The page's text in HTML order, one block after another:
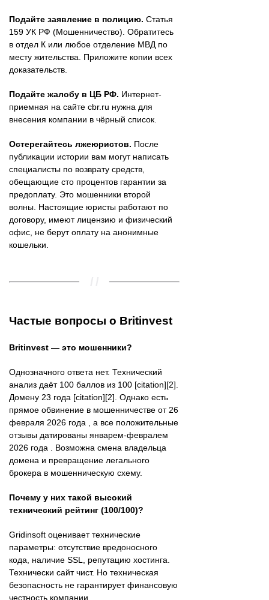
Подайте заявление в полицию. Статья
159 УК РФ (Мошенничество). Обратитесь
в отдел К или любое отделение МВД по
месту жительства. Приложите копии всех
доказательств.
Подайте жалобу в ЦБ РФ. Интернет-
приемная на сайте cbr.ru нужна для
внесения компании в чёрный список.
Остерегайтесь лжеюристов. После
публикации истории вам могут написать
специалисты по возврату средств,
обещающие сто процентов гарантии за
предоплату. Это мошенники второй
волны. Настоящие юристы работают по
договору, имеют лицензию и физический
офис, не берут оплату на анонимные
кошельки.
Частые вопросы о Britinvest
Britinvest — это мошенники?
Однозначного ответа нет. Технический
анализ даёт 100 баллов из 100 [citation][2].
Домену 23 года [citation][2]. Однако есть
прямое обвинение в мошенничестве от 26
февраля 2026 года , а все положительные
отзывы датированы январем-февралем
2026 года . Возможна смена владельца
домена и превращение легального
брокера в мошенническую схему.
Почему у них такой высокий
технический рейтинг (100/100)?
Gridinsoft оценивает технические
параметры: отсутствие вредоносного
кода, наличие SSL, репутацию хостинга.
Технически сайт чист. Но техническая
безопасность не гарантирует финансовую
честность компании.